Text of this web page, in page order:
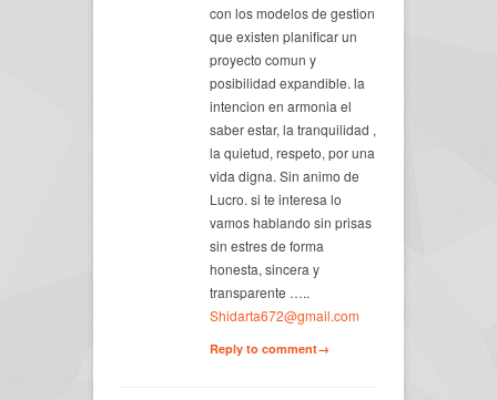
con los modelos de gestion
que existen planificar un
proyecto comun y
posibilidad expandible. la
intencion en armonia el
saber estar, la tranquilidad ,
la quietud, respeto, por una
vida digna. Sin animo de
Lucro. si te interesa lo
vamos hablando sin prisas
sin estres de forma
honesta, sincera y
transparente …..
Shidarta672@gmail.com
Reply to comment→